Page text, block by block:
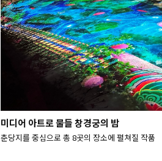
미디어 아트로 물들 창경궁의 밤
춘당지를 중심으로 총 8곳의 장소에 펼쳐질 작품